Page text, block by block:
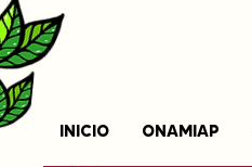
INICIO ONAMIAP